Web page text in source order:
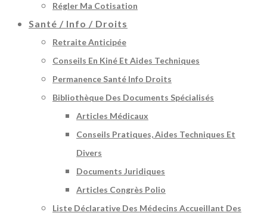
Régler Ma Cotisation
Santé / Info / Droits
Retraite Anticipée
Conseils En Kiné Et Aides Techniques
Permanence Santé Info Droits
Bibliothèque Des Documents Spécialisés
Articles Médicaux
Conseils Pratiques, Aides Techniques Et
Divers
Documents Juridiques
Articles Congrès Polio
Liste Déclarative Des Médecins Accueillant Des